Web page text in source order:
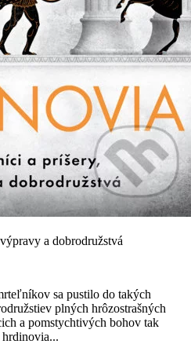
a dobrodružstvá
sa pustilo do takých
plných hrôzostrašných
a pomstychtivých bohov tak